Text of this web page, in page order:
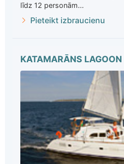
līdz 12 personām...
Pieteikt izbraucienu
KATAMARĀNS LAGOON